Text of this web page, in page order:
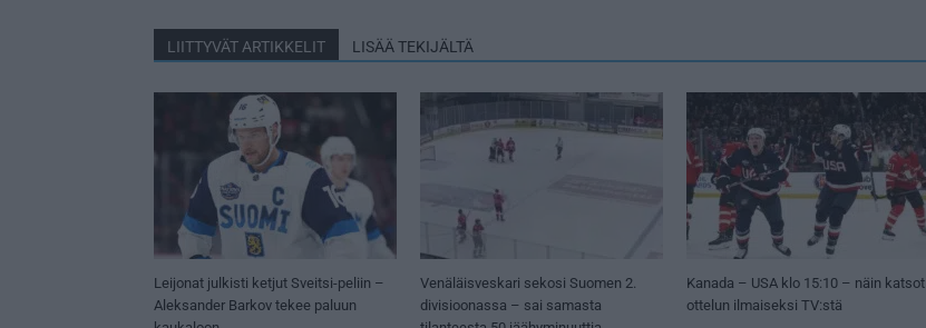
LIITTYVÄT ARTIKKELIT LISÄÄ TEKIJÄLTÄ
Leijonat julkisti ketjut Sveitsi-peliin –
Aleksander Barkov tekee paluun
Venäläisveskari sekosi Suomen 2.
divisioonassa – sai samasta
Kanada – USA klo 15:10 – näin katsot
ottelun ilmaiseksi TV:stä